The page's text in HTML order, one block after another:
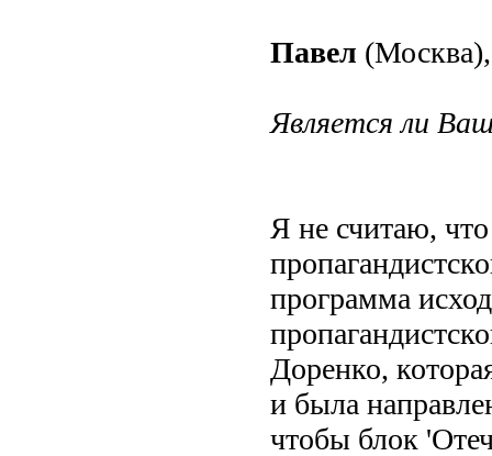
Павел
Является ли
Я не считаю,
программа
Доренко,
и была
чтобы блок